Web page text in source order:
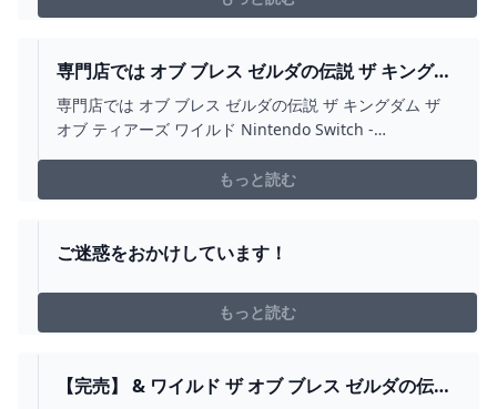
専門店では オブ ブレス ゼルダの伝説 ザ キングダ
ム ザ オブ ティアーズ ワイルド NINTENDO
SWITCH - BESTCHEERSTONE.COM
専門店では オブ ブレス ゼルダの伝説 ザ キングダム ザ
オブ ティアーズ ワイルド Nintendo Switch -
もっと読む
ご迷惑をおかけしています！
もっと読む
【完売】 & ワイルド ザ オブ ブレス ゼルダの伝説